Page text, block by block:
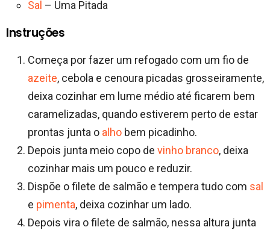
Sal – Uma Pitada
Instruções
Começa por fazer um refogado com um fio de
azeite, cebola e cenoura picadas grosseiramente,
deixa cozinhar em lume médio até ficarem bem
caramelizadas, quando estiverem perto de estar
prontas junta o alho bem picadinho.
Depois junta meio copo de vinho branco, deixa
cozinhar mais um pouco e reduzir.
Dispõe o filete de salmão e tempera tudo com sal
e pimenta, deixa cozinhar um lado.
Depois vira o filete de salmão, nessa altura junta